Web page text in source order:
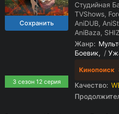
3 сезон 12 серия
Студийная
TVShows,
AniDUB,
AniBaza,
Жанр:
Боевик
/
Кинопоиск
Качество: